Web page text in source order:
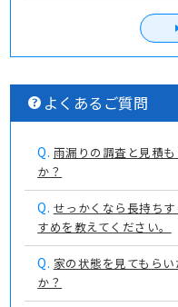
よくあるご質問
Q. 雨漏りの調査と見積
か？
Q. せっかくなら長持ち
すめを教えてください。
Q. 家の状態を見てもら
か？